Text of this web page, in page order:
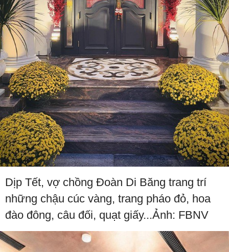
Dịp Tết, vợ chồng Đoàn Di Băng trang trí
những chậu cúc vàng, trang pháo đỏ, hoa
đào đông, câu đối, quạt giấy...Ảnh: FBNV